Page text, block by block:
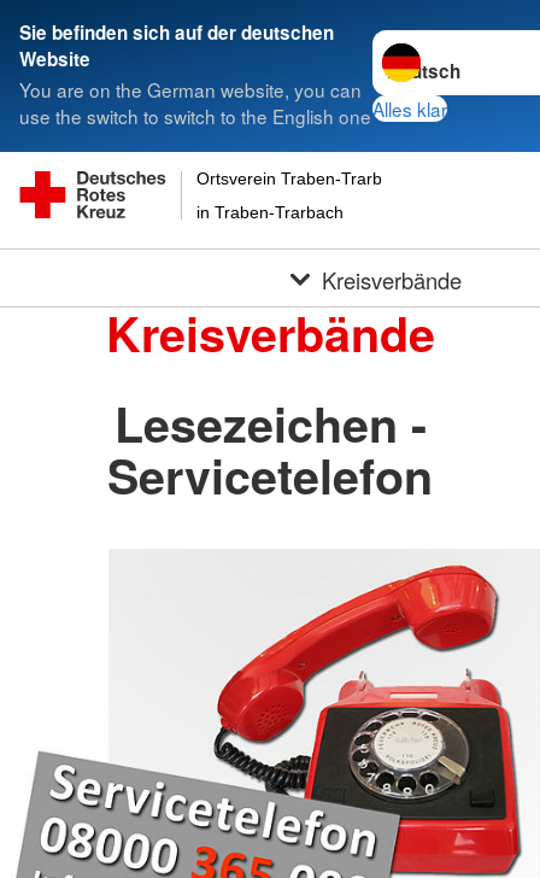
Sie befinden sich auf der deutschen
Website
You are on the German website, you can
use the switch to switch to the English one
Sprache wechseln
Alles klar
in Traben-Trarbach
Ortsverein Traben-Trarbach Eifel-Mosel-
Kreisverbände
Kreisverbände
Lesezeichen -
Servicetelefon